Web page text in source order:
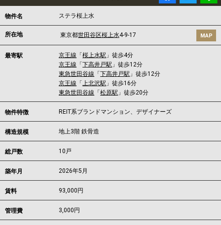
物件名 ステラ桜上水
所在地 東京都世田谷区桜上水4-9-17 MAP
最寄駅 京王線 「桜上水駅 」徒歩4分
京王線 「下高井戸駅 」徒歩12分
東急世田谷線 「下高井戸駅 」徒歩12分
京王線 「上北沢駅 」徒歩16分
東急世田谷線 「松原駅 」徒歩20分
物件特徴 REIT系ブランドマンション、デザイナーズ
構造規模 地上3階 鉄骨造
総戸数 10戸
築年月 2026年5月
賃料 93,000 円
管理費 3,000円